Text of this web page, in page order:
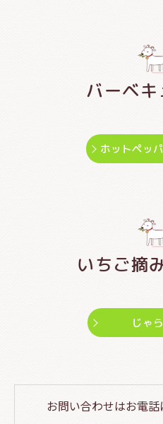
バーベ
ホットペッ
いちご摘
じゃ
お問い合わせはお電話